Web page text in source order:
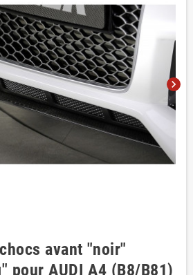
chevron_right
avant "noir"
pour AUDI A4 (B8/B81)